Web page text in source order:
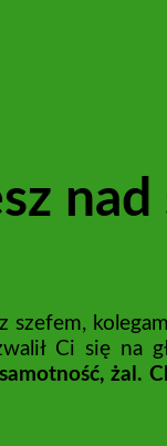
szefem,
Ci się na
żal.